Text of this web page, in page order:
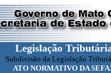
Legislação
Subdivisão da Legislação
ATO NORMATIVO DA